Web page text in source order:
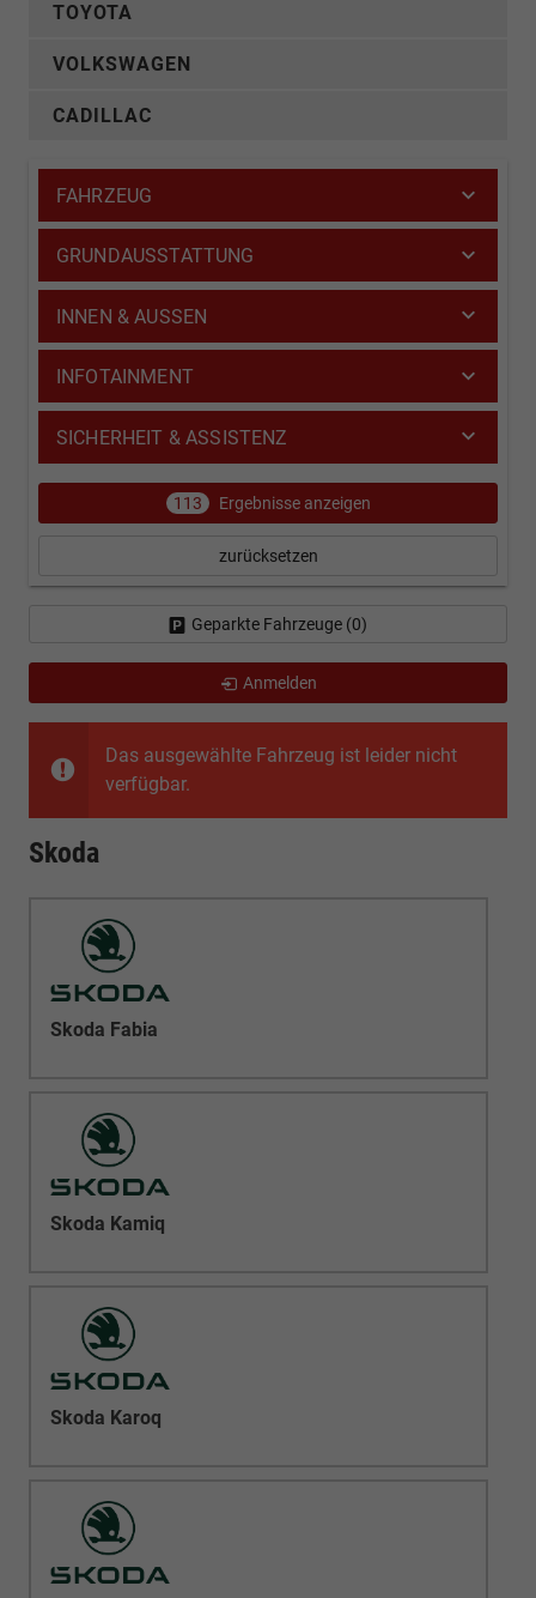
Das ausgewählte Fahrzeug ist leider nicht
verfügbar.
Skoda
Skoda Fabia
Skoda Kamiq
Skoda Karoq
TOYOTA
VOLKSWAGEN
CADILLAC
FAHRZEUG
GRUNDAUSSTATTUNG
INNEN & AUSSEN
INFOTAINMENT
SICHERHEIT & ASSISTENZ
113 Ergebnisse anzeigen
zurücksetzen
Geparkte Fahrzeuge (0)
Anmelden